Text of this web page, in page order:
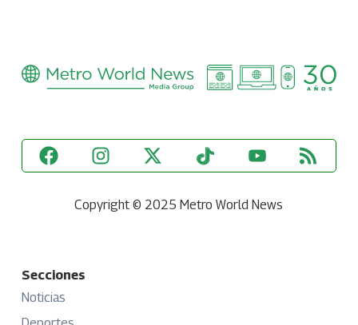
Copyright © 2025 Metro World News
Secciones
Noticias